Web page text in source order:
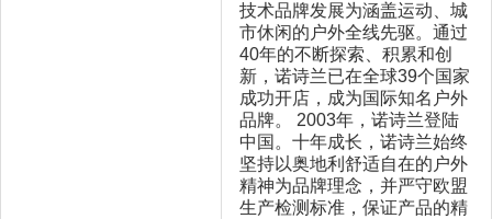
技术品牌发展为涵盖运动、城
市休闲的户外全线先驱。通过
40年的不断探索、积累和创
新，诺诗兰已在全球39个国家
成功开店，成为国际知名户外
品牌。 2003年，诺诗兰登陆
中国。十年成长，诺诗兰始终
坚持以奥地利舒适自在的户外
精神为品牌理念，并严守欧盟
生产检测标准，保证产品的精